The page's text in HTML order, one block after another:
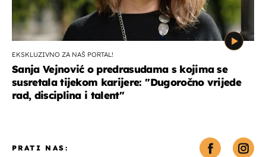
EKSKLUZIVNO ZA NAŠ PORTAL!
Sanja Vejnović o predrasudama s kojima se
susretala tijekom karijere: ''Dugoročno vrijede
rad, disciplina i talent''
PRATI NAS: